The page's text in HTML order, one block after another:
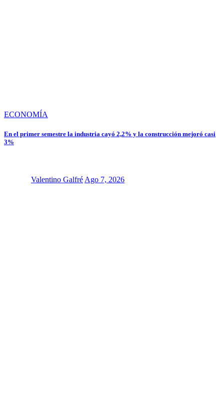
ECONOMÍA
En el primer semestre la industria cayó 2,2% y la construcción mejoró casi
3%
Valentino GalfréAgo 7, 2026